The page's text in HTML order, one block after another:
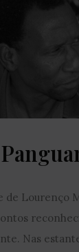
de Lourenço
Nas